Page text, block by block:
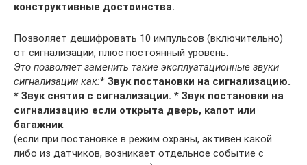
конструктивные достоинства.
Позволяет дешифровать 10 импульсов (включительно)
от сигнализации, плюс постоянный уровень.
Это позволяет заменить такие эксплуатационные звуки
сигнализации как:* Звук постановки на сигнализацию.
* Звук снятия с сигнализации. * Звук постановки на
сигнализацию если открыта дверь, капот или
багажник
(если при постановке в режим охраны, активен какой
либо из датчиков, возникает отдельное событие с